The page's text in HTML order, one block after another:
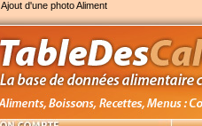
Ajout d'une photo Aliment